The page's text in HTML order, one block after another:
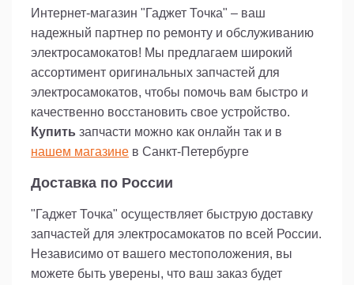
Интернет-магазин "Гаджет Точка" – ваш
надежный партнер по ремонту и обслуживанию
электросамокатов! Мы предлагаем широкий
ассортимент оригинальных запчастей для
электросамокатов, чтобы помочь вам быстро и
качественно восстановить свое устройство.
Купить запчасти можно как онлайн так и в
нашем магазине в Санкт-Петербурге
Доставка по России
"Гаджет Точка" осуществляет быструю доставку
запчастей для электросамокатов по всей России.
Независимо от вашего местоположения, вы
можете быть уверены, что ваш заказ будет